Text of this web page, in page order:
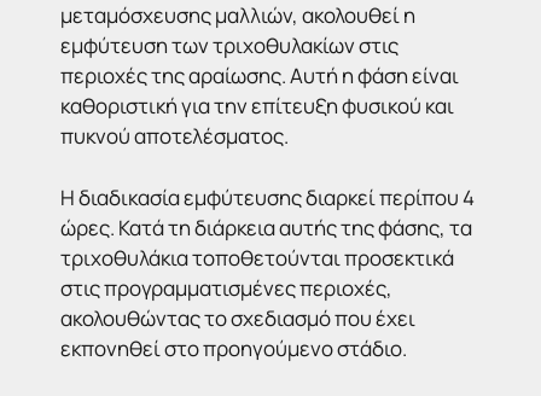
μεταμόσχευσης μαλλιών, ακολουθεί η
εμφύτευση των τριχοθυλακίων στις
περιοχές της αραίωσης. Αυτή η φάση είναι
καθοριστική για την επίτευξη φυσικού και
πυκνού αποτελέσματος.
Η διαδικασία εμφύτευσης διαρκεί περίπου 4
ώρες. Κατά τη διάρκεια αυτής της φάσης, τα
τριχοθυλάκια τοποθετούνται προσεκτικά
στις προγραμματισμένες περιοχές,
ακολουθώντας το σχεδιασμό που έχει
εκπονηθεί στο προηγούμενο στάδιο.